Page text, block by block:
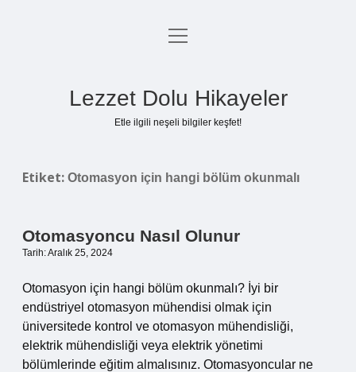
Anasayfa
menüyü
Lezzet Dolu Hikayeler
Etle ilgili neşeli bilgiler keşfet!
Etiket: Otomasyon için hangi bölüm okunmalı
Otomasyoncu Nasıl Olunur
Tarih: Aralık 25, 2024
Otomasyon için hangi bölüm okunmalı? İyi bir
endüstriyel otomasyon mühendisi olmak için
üniversitede kontrol ve otomasyon mühendisliği,
elektrik mühendisliği veya elektrik yönetimi
bölümlerinde eğitim almalısınız. Otomasyoncular ne